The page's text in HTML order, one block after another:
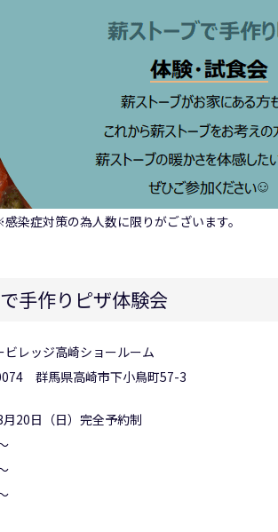
染症対策の為人数に限りがございます。
手作りピザ体験会
ビレッジ高崎ショールーム
馬県高崎市下小鳥町57-3
20日（日）完全予約制